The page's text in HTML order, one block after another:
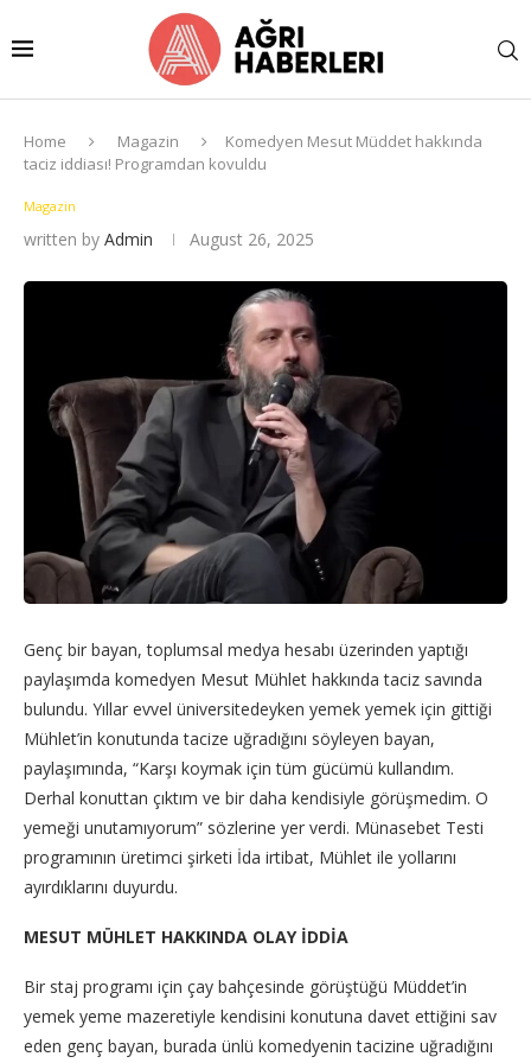
Home Magazin
Komedyen Mesut Müddet hakkında
taciz iddiası! Programdan kovuldu
Magazin
written by Admin August 26, 2025
Genç bir bayan, toplumsal medya hesabı üzerinden yaptığı
paylaşımda komedyen Mesut Mühlet hakkında taciz savında
bulundu. Yıllar evvel üniversitedeyken yemek yemek için gittiği
Mühlet’in konutunda tacize uğradığını söyleyen bayan,
paylaşımında, “Karşı koymak için tüm gücümü kullandım.
Derhal konuttan çıktım ve bir daha kendisiyle görüşmedim. O
yemeği unutamıyorum” sözlerine yer verdi. Münasebet Testi
programının üretimci şirketi İda irtibat, Mühlet ile yollarını
ayırdıklarını duyurdu.
MESUT MÜHLET HAKKINDA OLAY İDDİA
Bir staj programı için çay bahçesinde görüştüğü Müddet’in
yemek yeme mazeretiyle kendisini konutuna davet ettiğini sav
eden genç bayan, burada ünlü komedyenin tacizine uğradığını